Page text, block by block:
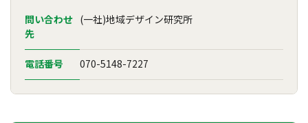
問い合わせ
先
(一社)地域デザイン研究所
電話番号 070-5148-7227